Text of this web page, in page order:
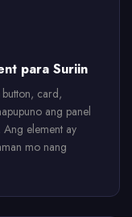
para Suriin
card,
ang panel
element ay
mo nang